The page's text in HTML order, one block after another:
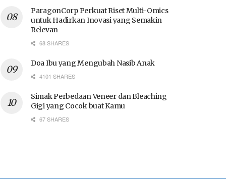
ParagonCorp Perkuat Riset Multi-Omics
untuk Hadirkan Inovasi yang Semakin
Relevan
68 SHARES
Doa Ibu yang Mengubah Nasib Anak
4101 SHARES
Simak Perbedaan Veneer dan Bleaching
Gigi yang Cocok buat Kamu
67 SHARES